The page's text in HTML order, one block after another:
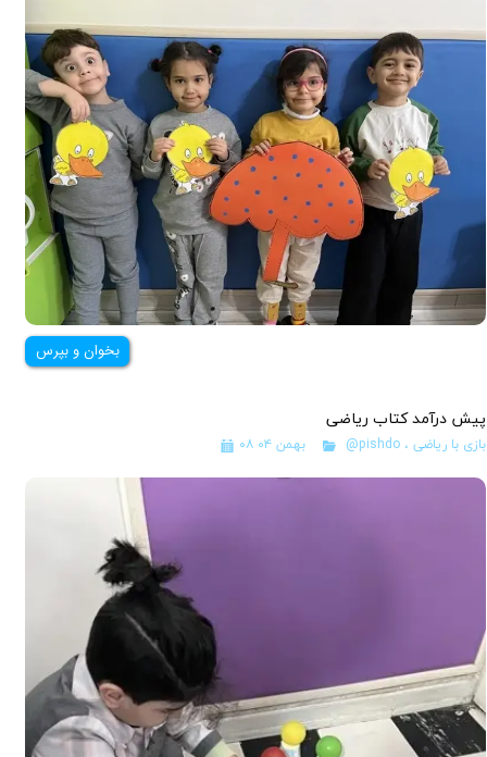
بخوان و بپرس
پیش درآمد کتاب ریاضی
۰۸ بهمن ۰۴ @pishdo، بازی با ریاضی